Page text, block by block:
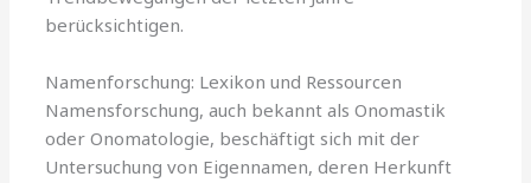
berücksichtigen.
Namenforschung: Lexikon und Ressourcen
Namensforschung, auch bekannt als Onomastik
oder Onomatologie, beschäftigt sich mit der
Untersuchung von Eigennamen, deren Herkunft